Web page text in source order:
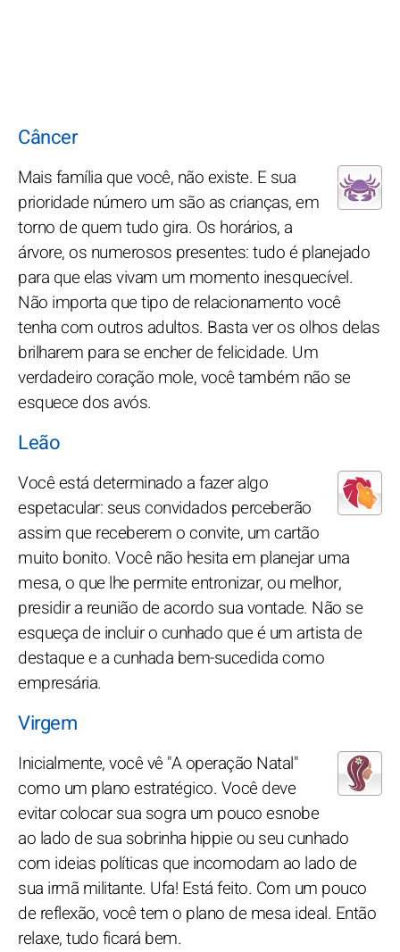
Câncer
Mais família que você, não existe. E sua
prioridade número um são as crianças, em
torno de quem tudo gira. Os horários, a
árvore, os numerosos presentes: tudo é planejado
para que elas vivam um momento inesquecível.
Não importa que tipo de relacionamento você
tenha com outros adultos. Basta ver os olhos delas
brilharem para se encher de felicidade. Um
verdadeiro coração mole, você também não se
esquece dos avós.
Leão
Você está determinado a fazer algo
espetacular: seus convidados perceberão
assim que receberem o convite, um cartão
muito bonito. Você não hesita em planejar uma
mesa, o que lhe permite entronizar, ou melhor,
presidir a reunião de acordo sua vontade. Não se
esqueça de incluir o cunhado que é um artista de
destaque e a cunhada bem-sucedida como
empresária.
Virgem
Inicialmente, você vê "A operação Natal"
como um plano estratégico. Você deve
evitar colocar sua sogra um pouco esnobe
ao lado de sua sobrinha hippie ou seu cunhado
com ideias políticas que incomodam ao lado de
sua irmã militante. Ufa! Está feito. Com um pouco
de reflexão, você tem o plano de mesa ideal. Então
relaxe, tudo ficará bem.